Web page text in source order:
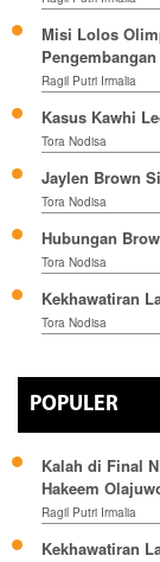
Misi Lolos
Ragil Putri Irmalia
Kasus Kawhi
Tora Nodisa
Jaylen Brown
Tora Nodisa
Hubungan
Tora Nodisa
Kekhawatiran
Tora Nodisa
POPULER
Kalah di Final
Hakeem
Ragil Putri Irmalia
Kekhawatiran